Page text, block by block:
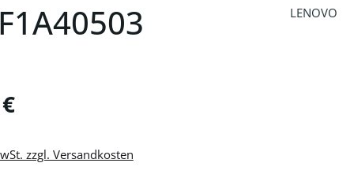
LENOVO
zzgl. Versandkosten